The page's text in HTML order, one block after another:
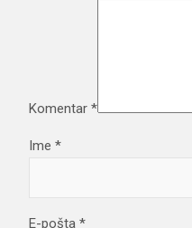
Komentar *
Ime *
E-pošta *